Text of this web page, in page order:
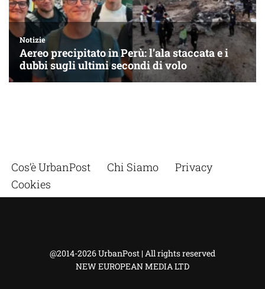
Cos’è UrbanPost Chi Siamo
Privacy
Cookies
@2014-2026 UrbanPost | All rights reserved
NEW EUROPEAN MEDIA LTD